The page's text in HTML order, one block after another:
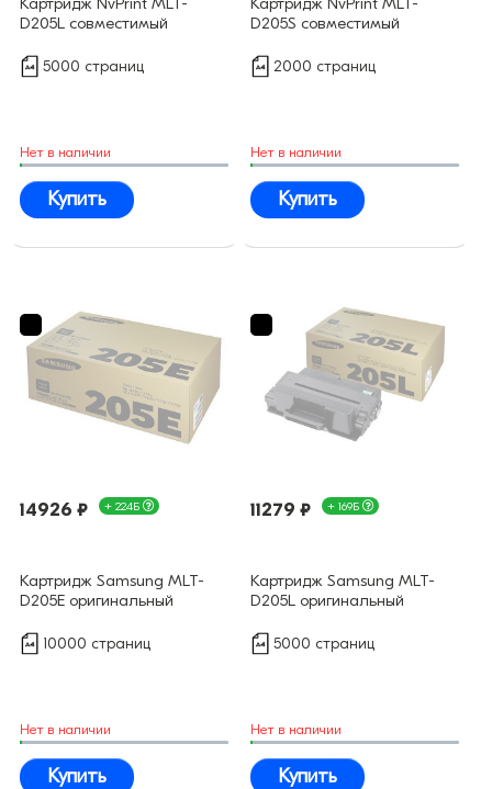
D205L совместимый
5000 страниц
Нет в наличии
Купить
D205S совместимый
2000 страниц
Нет в наличии
Купить
14926 ₽ + 224Б
Картридж Samsung MLT-
D205E оригинальный
10000 страниц
Нет в наличии
Купить
11279 ₽ + 169Б
Картридж Samsung MLT-
D205L оригинальный
5000 страниц
Нет в наличии
Купить